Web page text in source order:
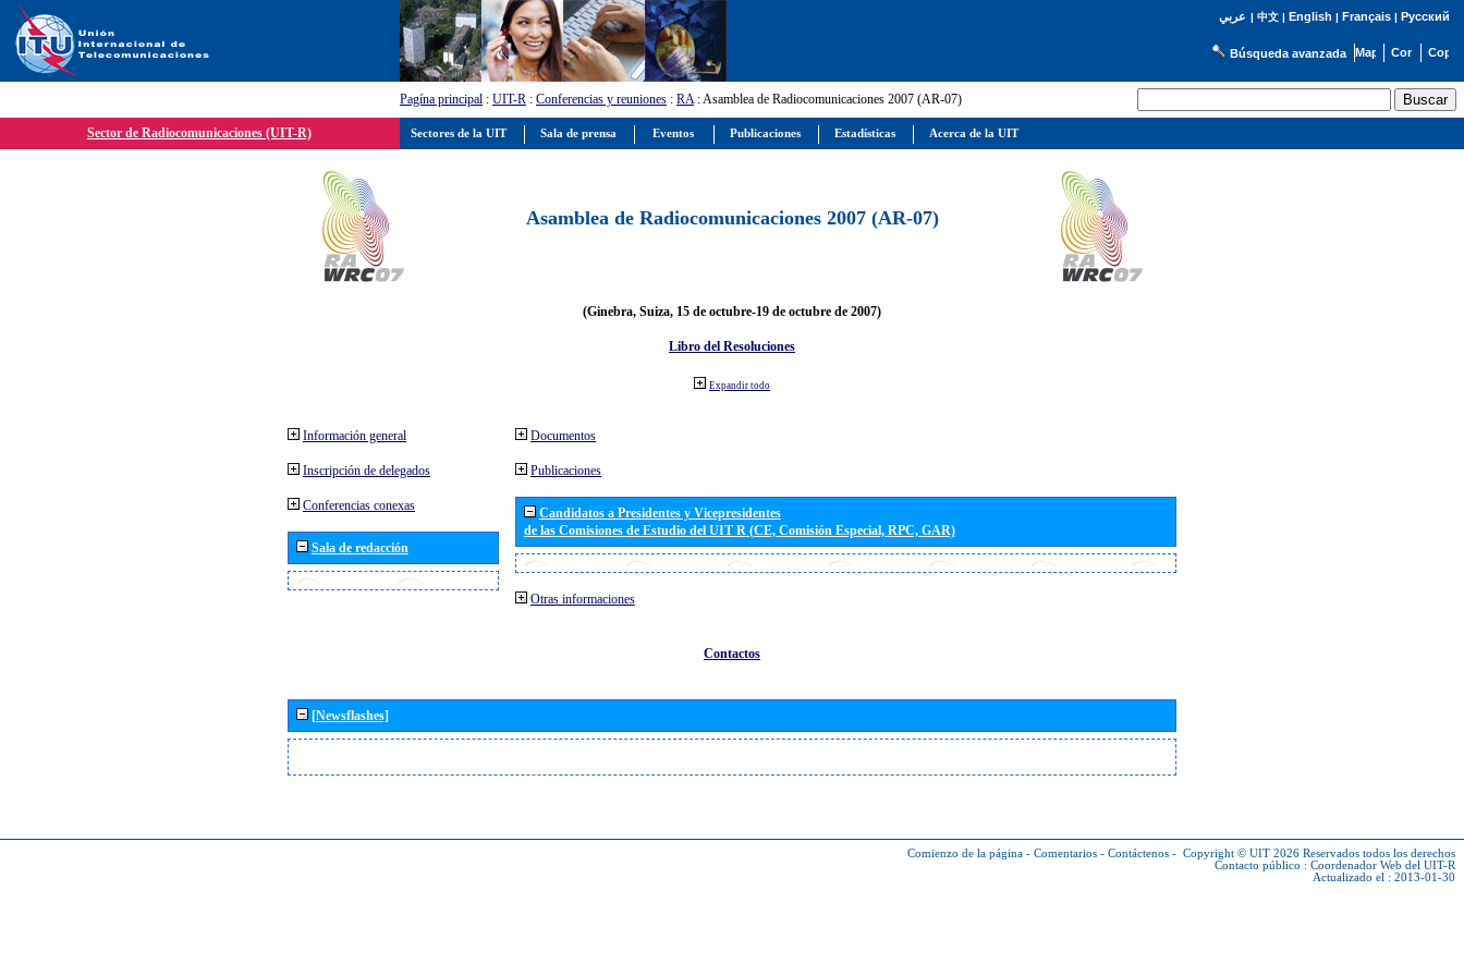
عربي | 中文| English | Français| Русский
Búsqueda avanzada
Pagína principal : UIT-R : Conferencias y reuniones : RA: Asamblea de Radiocomunicaciones 2007 (AR-07)
Sector de Radiocomunicaciones (UIT-R)
Asamblea de Radiocomunicaciones 2007 (AR-07)
(Ginebra, Suiza, 15 de octubre-19 de octubre de 2007)
Libro del Resoluciones
Expandir todo
Información general
Inscripción de delegados
Conferencias conexas
Sala de redacción
Documentos
Publicaciones
Candidatos a Presidentes y Vicepresidentes
de las Comisiones de Estudio del UIT R (CE, Comisión Especial, RPC, GAR)
Otras informaciones
Contactos
[Newsflashes]
Comienzo de la página - Comentarios - Contáctenos - Copyright © UIT 2026 Reservados todos los derechos
Contacto público : Coordenador Web del UIT-R
Actualizado el : 2013-01-30
Sectores de la UIT Sala de prensa Eventos Publicaciones Estadísticas Acerca de la UIT